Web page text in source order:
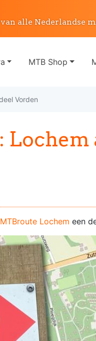
alle Nederlandse
MTB Shop
Vorden
MTBroute Lochem een